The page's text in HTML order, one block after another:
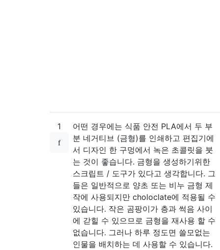
1
어떤 경우에는 식품 안전 PLA에서 두 부
분 네거티브 (금형)를 인쇄하고 편집기에
서 디자인 한 구멍에서 녹은 초콜릿을 붓
는 것이 좋습니다. 금형을 생성하기위한
스크립트 / 도구가 있다고 생각합니다. 그
들은 일반적으로 양초 또는 비누 금형 제
작에 사용되지만 choloclate에 적용될 수
있습니다. 작은 곰팡이가 층과 썩음 사이
에 갇힐 수 있으므로 금형을 재사용 할 수
없습니다. 그러나 하루 정도면 쓸모없는
인물을 배치하는 데 사용할 수 있습니다.